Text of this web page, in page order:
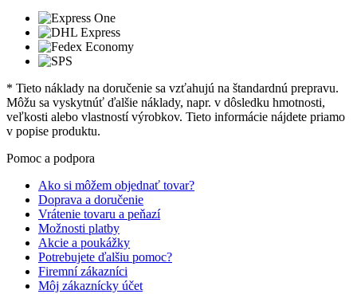
* Tieto náklady na doručenie sa vzťahujú na štandardnú prepravu.
Môžu sa vyskytnúť ďalšie náklady, napr. v dôsledku hmotnosti,
veľkosti alebo vlastností výrobkov. Tieto informácie nájdete priamo
v popise produktu.
Pomoc a podpora
Ako si môžem objednať tovar?
Doprava a doručenie
Vrátenie tovaru a peňazí
Možnosti platby
Akcie a poukážky
Potrebujete ďalšiu pomoc?
Firemní zákazníci
Môj zákaznícky účet